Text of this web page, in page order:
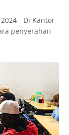
- Di Kantor
penyerahan